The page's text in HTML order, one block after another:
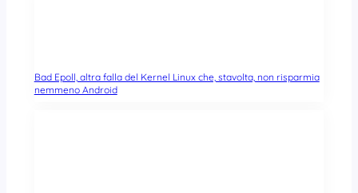
Bad Epoll, altra falla del Kernel Linux che, stavolta, non risparmia
nemmeno Android